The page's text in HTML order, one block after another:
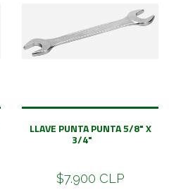
LLAVE PUNTA PUNTA 5/8" X
3/4"
$7.900 CLP